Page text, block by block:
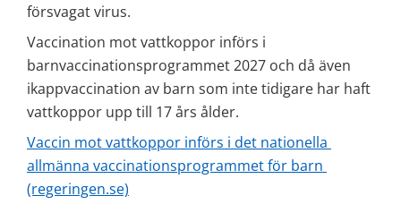
försvagat virus.
Vaccination mot vattkoppor införs i
barnvaccinationsprogrammet 2027 och då även
ikappvaccination av barn som inte tidigare har haft
vattkoppor upp till 17 års ålder.
Vaccin mot vattkoppor införs i det nationella
allmänna vaccinationsprogrammet för barn
(regeringen.se)